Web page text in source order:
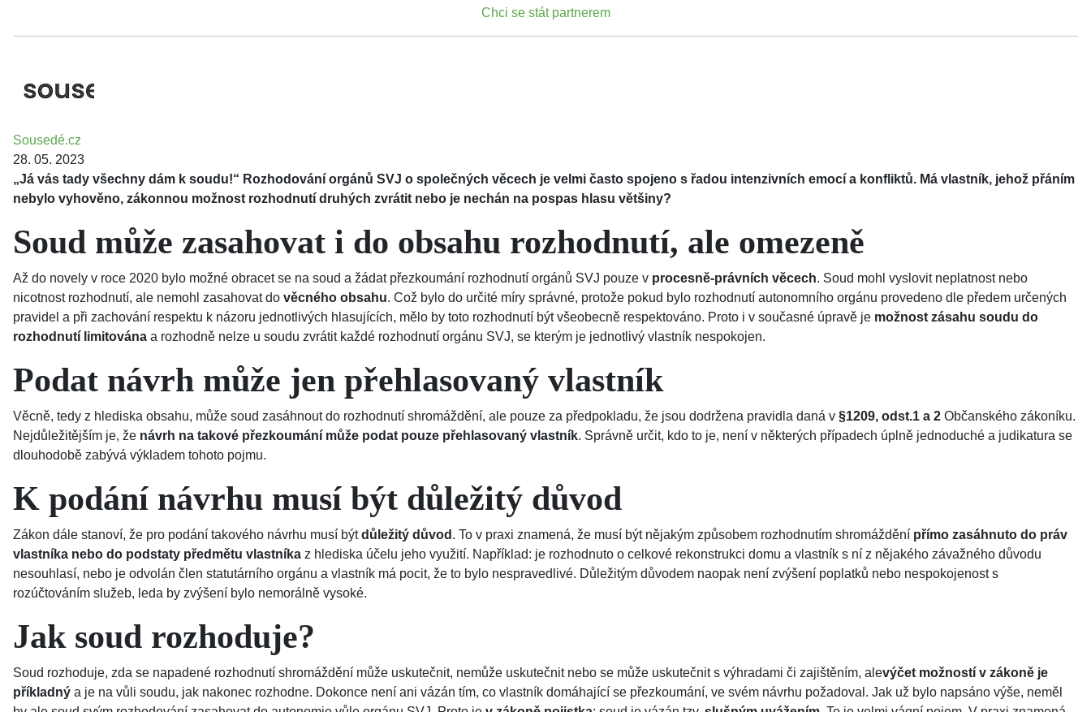
Chci se stát partnerem
Sousedé.cz
28. 05. 2023
„Já vás tady všechny dám k soudu!“ Rozhodování orgánů SVJ o společných věcech je velmi často spojeno s řadou intenzivních emocí a konfliktů. Má vlastník, jehož přáním
nebylo vyhověno, zákonnou možnost rozhodnutí druhých zvrátit nebo je nechán na pospas hlasu většiny?
Soud může zasahovat i do obsahu rozhodnutí, ale omezeně
Až do novely v roce 2020 bylo možné obracet se na soud a žádat přezkoumání rozhodnutí orgánů SVJ pouze v procesně-právních věcech. Soud mohl vyslovit neplatnost nebo
nicotnost rozhodnutí, ale nemohl zasahovat do věcného obsahu. Což bylo do určité míry správné, protože pokud bylo rozhodnutí autonomního orgánu provedeno dle předem určených
pravidel a při zachování respektu k názoru jednotlivých hlasujících, mělo by toto rozhodnutí být všeobecně respektováno. Proto i v současné úpravě je možnost zásahu soudu do
rozhodnutí limitována a rozhodně nelze u soudu zvrátit každé rozhodnutí orgánu SVJ, se kterým je jednotlivý vlastník nespokojen.
Podat návrh může jen přehlasovaný vlastník
Věcně, tedy z hlediska obsahu, může soud zasáhnout do rozhodnutí shromáždění, ale pouze za předpokladu, že jsou dodržena pravidla daná v §1209, odst.1 a 2 Občanského zákoníku.
Nejdůležitějším je, že návrh na takové přezkoumání může podat pouze přehlasovaný vlastník. Správně určit, kdo to je, není v některých případech úplně jednoduché a judikatura se
dlouhodobě zabývá výkladem tohoto pojmu.
K podání návrhu musí být důležitý důvod
Zákon dále stanoví, že pro podání takového návrhu musí býtdůležitý důvod . To v praxi znamená, že musí být nějakým způsobem rozhodnutím shromáždění přímo zasáhnuto do práv
vlastníka nebo do podstaty předmětu vlastníka z hlediska účelu jeho využití. Například: je rozhodnuto o celkové rekonstrukci domu a vlastník s ní z nějakého závažného důvodu
nesouhlasí, nebo je odvolán člen statutárního orgánu a vlastník má pocit, že to bylo nespravedlivé. Důležitým důvodem naopak není zvýšení poplatků nebo nespokojenost s
rozúčtováním služeb, leda by zvýšení bylo nemorálně vysoké.
Jak soud rozhoduje?
Soud rozhoduje, zda se napadené rozhodnutí shromáždění může uskutečnit, nemůže uskutečnit nebo se může uskutečnit s výhradami či zajištěním, alevýčet možností v zákoně je
příkladný a je na vůli soudu, jak nakonec rozhodne. Dokonce není ani vázán tím, co vlastník domáhající se přezkoumání, ve svém návrhu požadoval. Jak už bylo napsáno výše, neměl